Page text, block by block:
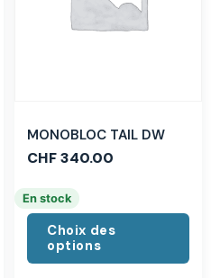
MONOBLOC TAIL DW
CHF340.00
En stock
Choix des
options